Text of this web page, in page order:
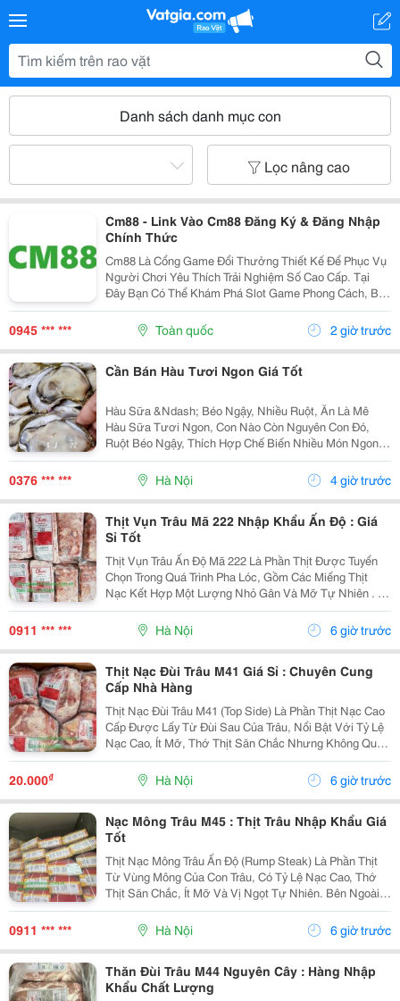
Danh sách danh mục con
Lọc nâng cao
Cm88 - Link Vào Cm88 Đăng Ký & Đăng Nhập
Chính Thức
Cm88 Là Cổng Game Đổi Thưởng Thiết Kế Để Phục Vụ
Người Chơi Yêu Thích Trải Nghiệm Số Cao Cấp. Tại
Đây Bạn Có Thể Khám Phá Slot Game Phong Cách, Bắn
Cá Sống Động, Thể Thao,... Và Nhiều Trò Đổi Thưởng
Khác. Giao Diện Thân Thiện, Tốc Độ Mượt Mà Trên...
0945 *** *** Toàn quốc 2 giờ trước
Cần Bán Hàu Tươi Ngon Giá Tốt
Hàu Sữa &Ndash; Béo Ngậy, Nhiều Ruột, Ăn Là Mê
Hàu Sữa Tươi Ngon, Con Nào Còn Nguyên Con Đó,
Ruột Béo Ngậy, Thích Hợp Chế Biến Nhiều Món Ngon
Cho Gia Đình, Quán Ăn Và Nhà Hàng. Hàu Sữa Loại 1:
**60K/Kg** Hàu Đại Dương: **80K/Kg &Ndash; 3-6...
0376 *** *** Hà Nội 4 giờ trước
Thịt Vụn Trâu Mã 222 Nhập Khẩu Ấn Độ : Giá
Sỉ Tốt
Thịt Vụn Trâu Ấn Độ Mã 222 Là Phần Thịt Được Tuyển
Chọn Trong Quá Trình Pha Lóc, Gồm Các Miếng Thịt
Nạc Kết Hợp Một Lượng Nhỏ Gân Và Mỡ Tự Nhiên . Tỷ
Lệ Này Giúp Thịt Giữ Được Độ Mềm, Vị Ngọt Và
Hương Thơm Đặc Trưng Sau Khi Chế Biến. Sản
Phẩm...
0911 *** *** Hà Nội 6 giờ trước
Thịt Nạc Đùi Trâu M41 Giá Sỉ : Chuyên Cung
Cấp Nhà Hàng
Thịt Nạc Đùi Trâu M41 (Top Side) Là Phần Thịt Nạc Cao
Cấp Được Lấy Từ Đùi Sau Của Trâu, Nổi Bật Với Tỷ Lệ
Nạc Cao, Ít Mỡ, Thớ Thịt Săn Chắc Nhưng Không Quá
Dai . Thịt Có Vị Ngọt Tự Nhiên, Thơm Ngon Và Phù
Hợp Với Nhiều Cách Chế Biến. Sản Phẩm...
20.000₫ Hà Nội 6 giờ trước
Nạc Mông Trâu M45 : Thịt Trâu Nhập Khẩu Giá
Tốt
Thịt Nạc Mông Trâu Ấn Độ (Rump Steak) Là Phần Thịt
Từ Vùng Mông Của Con Trâu, Có Tỷ Lệ Nạc Cao, Thớ
Thịt Săn Chắc, Ít Mỡ Và Vị Ngọt Tự Nhiên. Bên Ngoài
Có Lớp Mỡ Mỏng Giúp Thịt Thơm Và Mềm Hơn Khi Chế
Biến. Sản Phẩm Nhập Khẩu Chính Ngạch Từ Ấn Độ...
0911 *** *** Hà Nội 6 giờ trước
Thăn Đùi Trâu M44 Nguyên Cây : Hàng Nhập
Khẩu Chất Lượng